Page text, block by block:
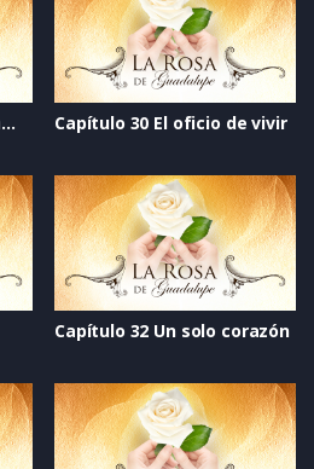
Capítulo 29 Sinfonía de amor Capítulo 30 El oficio de vivir
Capítulo 32 Un solo corazón